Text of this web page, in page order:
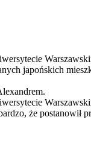
japońskich
że postanowił